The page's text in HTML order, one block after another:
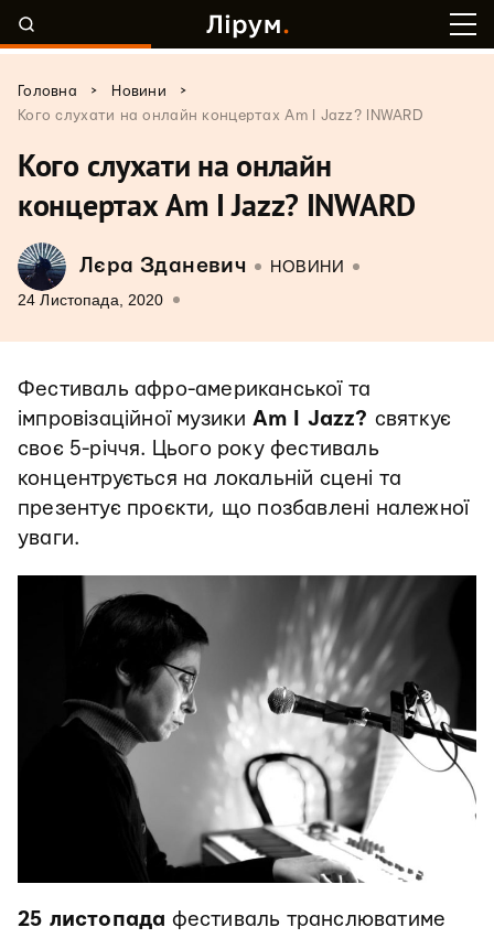
Головна > Новини
>
Кого слухати на онлайн концертах Am I Jazz? INWARD
Кого слухати на онлайн
концертах Am I Jazz? INWARD
Лєра Зданевич НОВИНИ
24 Листопада, 2020
Фестиваль афро-американської та
імпровізаційної музики Am I Jazz? святкує
своє 5-річчя. Цього року фестиваль
концентрується на локальній сцені та
презентує проєкти, що позбавлені належної
уваги.
25 листопада фестиваль транслюватиме